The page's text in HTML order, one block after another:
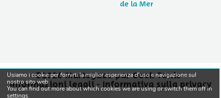
de la Mer
©2026 Martegaou parGeek Tonic-
Informazioni legali- Informativa sulla privacy
Usiamo i cookie per fornirti la miglior esperienza d'uso e navigazione sul
nostro sito web.
You can find out more about which cookies we are using or switch them off in
settings.